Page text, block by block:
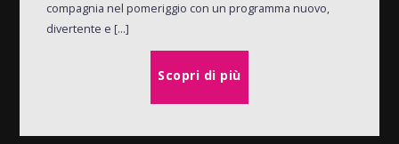
compagnia nel pomeriggio con un programma nuovo,
divertente e [...]
Scopri di più